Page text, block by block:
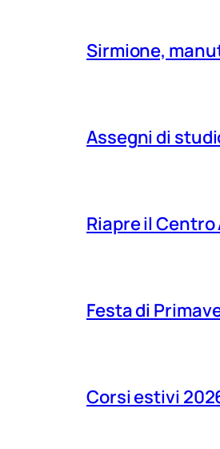
Sirmione,
Assegni di
Riapre il
Festa di
Corsi estivi